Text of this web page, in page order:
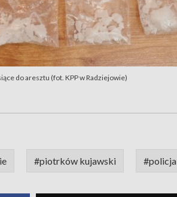
do aresztu (fot. KPP w Radziejowie)
#piotrków kujawski #policja